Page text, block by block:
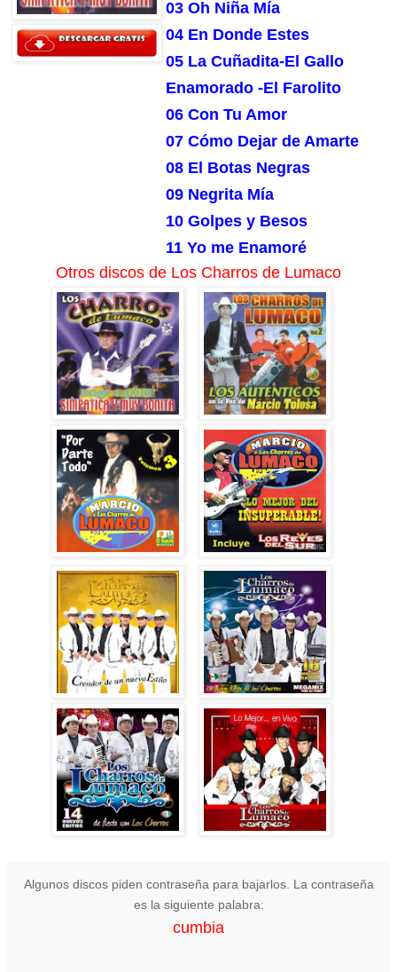
03 Oh Niña Mía
04 En Donde Estes
05 La Cuñadita-El Gallo
Enamorado -El Farolito
06 Con Tu Amor
07 Cómo Dejar de Amarte
08 El Botas Negras
09 Negrita Mía
10 Golpes y Besos
11 Yo me Enamoré
Otros discos de Los Charros de Lumaco
Algunos discos piden contraseña para bajarlos. La contraseña
es la siguiente palabra:
cumbia